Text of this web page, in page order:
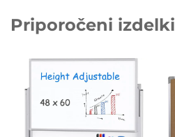
Priporočeni izdelki